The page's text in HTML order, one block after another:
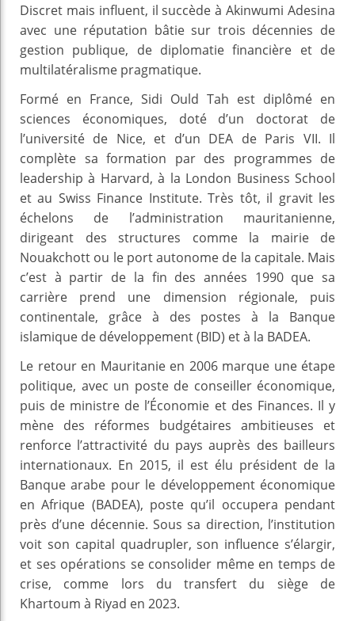
Discret mais influent, il succède à Akinwumi Adesina
avec une réputation bâtie sur trois décennies de
gestion publique, de diplomatie financière et de
multilatéralisme pragmatique.
Formé en France, Sidi Ould Tah est diplômé en
sciences économiques, doté d’un doctorat de
l’université de Nice, et d’un DEA de Paris VII. Il
complète sa formation par des programmes de
leadership à Harvard, à la London Business School
et au Swiss Finance Institute. Très tôt, il gravit les
échelons de l’administration mauritanienne,
dirigeant des structures comme la mairie de
Nouakchott ou le port autonome de la capitale. Mais
c’est à partir de la fin des années 1990 que sa
carrière prend une dimension régionale, puis
continentale, grâce à des postes à la Banque
islamique de développement (BID) et à la BADEA.
Le retour en Mauritanie en 2006 marque une étape
politique, avec un poste de conseiller économique,
puis de ministre de l’Économie et des Finances. Il y
mène des réformes budgétaires ambitieuses et
renforce l’attractivité du pays auprès des bailleurs
internationaux. En 2015, il est élu président de la
Banque arabe pour le développement économique
en Afrique (BADEA), poste qu’il occupera pendant
près d’une décennie. Sous sa direction, l’institution
voit son capital quadrupler, son influence s’élargir,
et ses opérations se consolider même en temps de
crise, comme lors du transfert du siège de
Khartoum à Riyad en 2023.